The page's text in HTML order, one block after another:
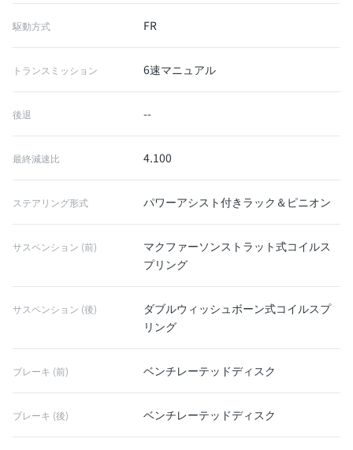
駆動方式 FR
トランスミッション 6速マニュアル
後退 --
最終減速比 4.100
ステアリング形式 パワーアシスト付きラック＆ピニオン
サスペンション (前)
マクファーソンストラット式コイルス
プリング
サスペンション (後)
ダブルウィッシュボーン式コイルスプ
リング
ブレーキ (前) ベンチレーテッドディスク
ブレーキ (後) ベンチレーテッドディスク